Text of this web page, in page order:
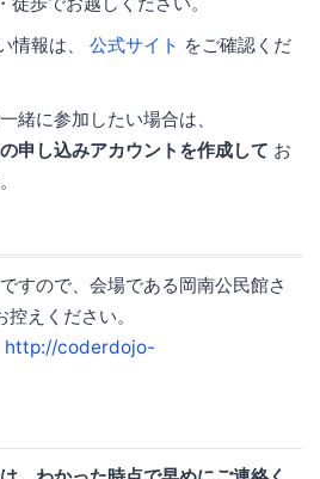
情報は、 公式サイト をご確認くだ
緒に参加したい場合は、
申し込みアカウントを作成して お
すので、会場である岡南公民館さ
えください。
http://coderdojo-